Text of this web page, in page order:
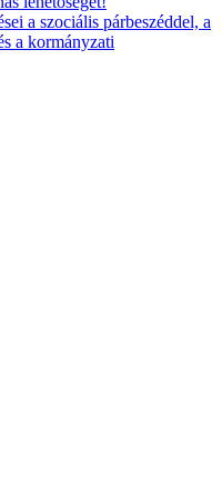
a szociális párbeszéddel, a
a kormányzati